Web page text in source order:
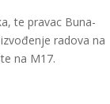
te pravac Buna-
radova na
na M17.